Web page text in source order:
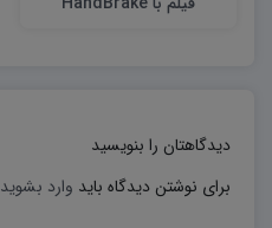
دیدگاهتان را بنویسید
برای نوشتن دیدگاه باید وارد بشوید